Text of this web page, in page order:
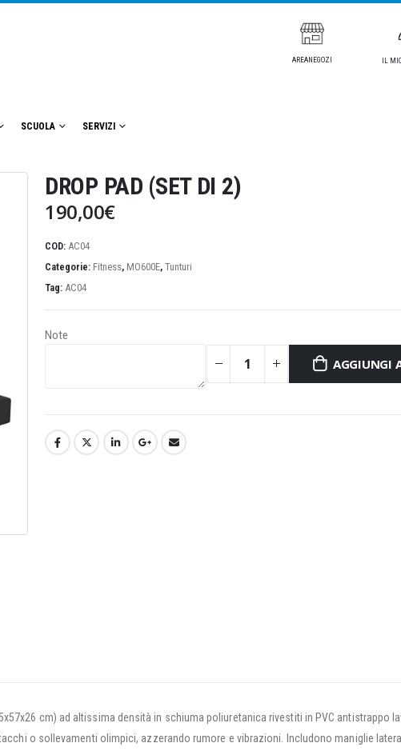
AREANEGOZI IL
SCUOLA SERVIZI
DROP PAD (SET DI 2)
190,00€
COD: AC04
Categorie: Fitness, MO600E, Tunturi
Tag: AC04
Note
AGGIUNGI
cm) ad altissima densità in schiuma poliuretanica rivestiti in PVC antistrappo
o sollevamenti olimpici, azzerando rumore e vibrazioni. Includono maniglie